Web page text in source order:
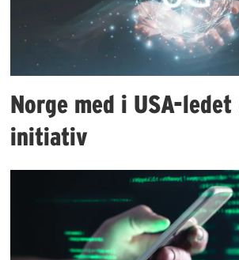
Norge med i USA-ledet
initiativ